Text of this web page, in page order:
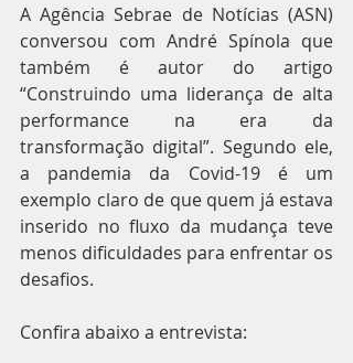
A Agência Sebrae de Notícias (ASN)
conversou com André Spínola que
também é autor do artigo
“Construindo uma liderança de alta
performance na era da
transformação digital”. Segundo ele,
a pandemia da Covid-19 é um
exemplo claro de que quem já estava
inserido no fluxo da mudança teve
menos dificuldades para enfrentar os
desafios.
Confira abaixo a entrevista: